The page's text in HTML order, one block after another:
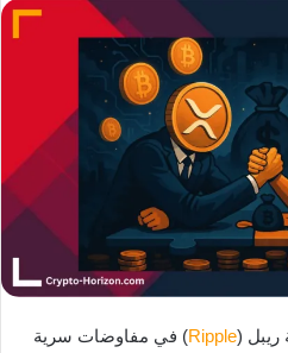
(
Ripple) في مفاوضات سرية